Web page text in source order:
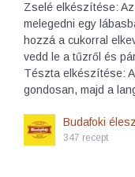
Zselé elkészítése:
melegedni egy
hozzá a cukorral
vedd le a tűzről és
Tészta elkészítése:
gondosan, majd a
Budafoki
347 recept